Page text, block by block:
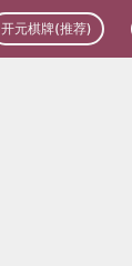
开元棋牌(推荐)